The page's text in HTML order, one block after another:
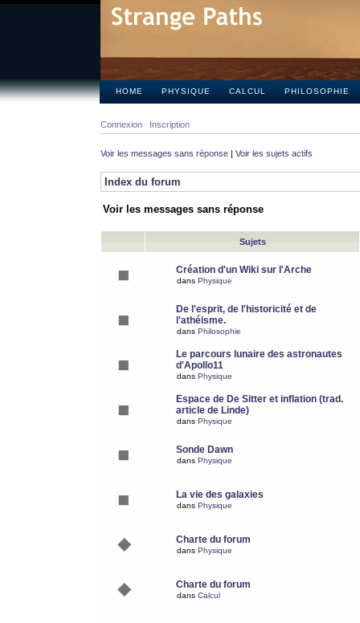
HOME PHYSIQUE CALCUL PHILOSOPHIE
Connexion Inscription
Voir les messages sans réponse | Voir les sujets actifs
Index du forum
Voir les messages sans réponse
Sujets
Création d'un Wiki sur l'Arche
dans Physique
De l'esprit, de l'historicité et de
l'athéisme.
dans Philosophie
Le parcours lunaire des astronautes
d'Apollo11
dans Physique
Espace de De Sitter et inflation (trad.
article de Linde)
dans Physique
Sonde Dawn
dans Physique
La vie des galaxies
dans Physique
Charte du forum
dans Physique
Charte du forum
dans Calcul